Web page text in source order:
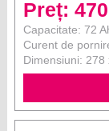
Preț:
Capacitate: 72
Curent de
Dimensiuni: